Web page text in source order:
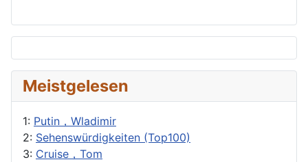
Meistgelesen
1: Putin，Wladimir
2: Sehenswürdigkeiten (Top100)
3: Cruise，Tom